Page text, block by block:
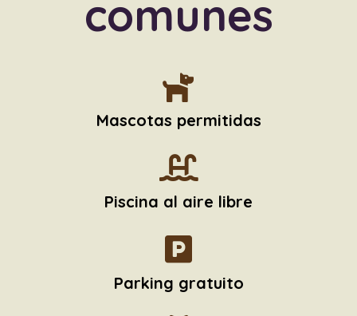
comunes
Mascotas permitidas
Piscina al aire libre
Parking gratuito